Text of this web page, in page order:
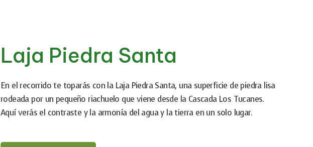
Laja Piedra Santa
En el recorrido te toparás con la Laja Piedra Santa, una superficie de piedra lisa
rodeada por un pequeño riachuelo que viene desde la Cascada Los Tucanes.
Aquí verás el contraste y la armonía del agua y la tierra en un solo lugar.